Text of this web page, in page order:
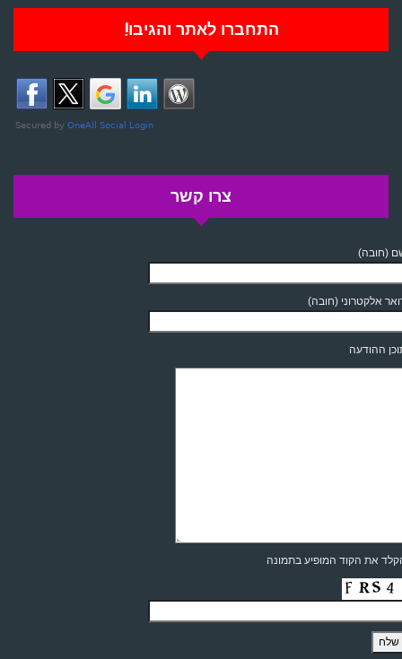
התחברו לאתר והגיבו!
צרו קשר
(חובה)
אלקטרוני (חובה)
ההודעה
את הקוד המופיע בתמונה